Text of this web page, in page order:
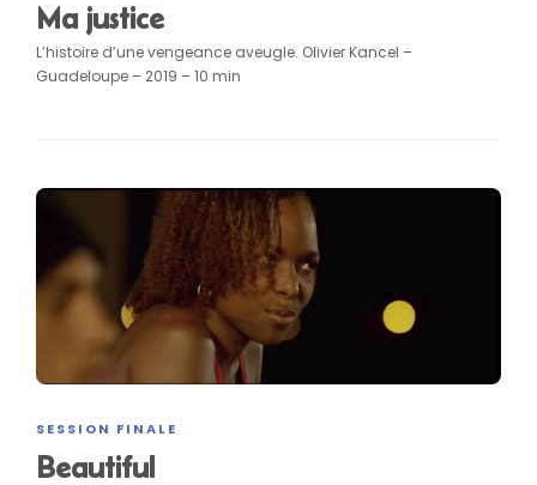
Ma justice
L’histoire d’une vengeance aveugle. Olivier Kancel –
Guadeloupe – 2019 – 10 min
SESSION FINALE
Beautiful